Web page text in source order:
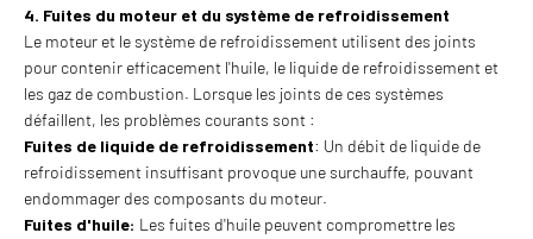
4. Fuites du moteur et du système de refroidissement
Le moteur et le système de refroidissement utilisent des joints
pour contenir efficacement l'huile, le liquide de refroidissement et
les gaz de combustion. Lorsque les joints de ces systèmes
défaillent, les problèmes courants sont :
Fuites de liquide de refroidissement: Un débit de liquide de
refroidissement insuffisant provoque une surchauffe, pouvant
endommager des composants du moteur.
Fuites d'huile: Les fuites d'huile peuvent compromettre les